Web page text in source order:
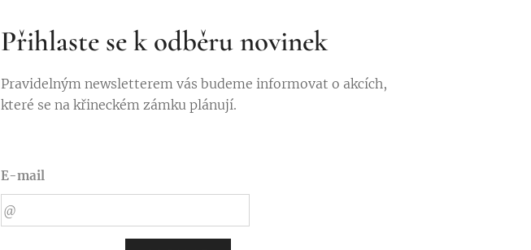
Přihlaste se k odběru novinek
Pravidelným newsletterem vás budeme informovat o akcích,
které se na křineckém zámku plánují.
E-mail